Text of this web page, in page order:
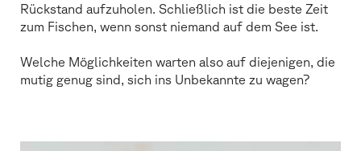
Rückstand aufzuholen. Schließlich ist die beste Zeit
zum Fischen, wenn sonst niemand auf dem See ist.
Welche Möglichkeiten warten also auf diejenigen, die
mutig genug sind, sich ins Unbekannte zu wagen?